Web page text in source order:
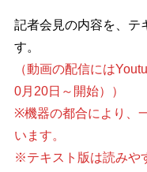
記者会見の内容を、テ
す。
（動画の配信には
0月20日～開始））
※機器の都合により、
います。
※テキスト版は読みや